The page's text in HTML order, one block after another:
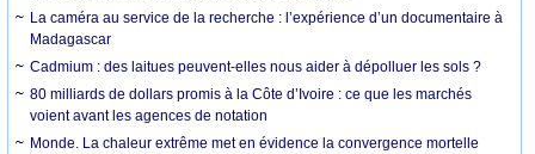
La caméra au service de la recherche : l’expérience d’un documentaire à
Madagascar
Cadmium : des laitues peuvent-elles nous aider à dépolluer les sols ?
80 milliards de dollars promis à la Côte d’Ivoire : ce que les marchés
voient avant les agences de notation
Monde. La chaleur extrême met en évidence la convergence mortelle